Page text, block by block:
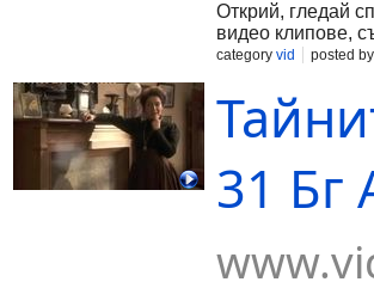
Открий, гледай
видео клипове,
category vid posted by
31 Бг